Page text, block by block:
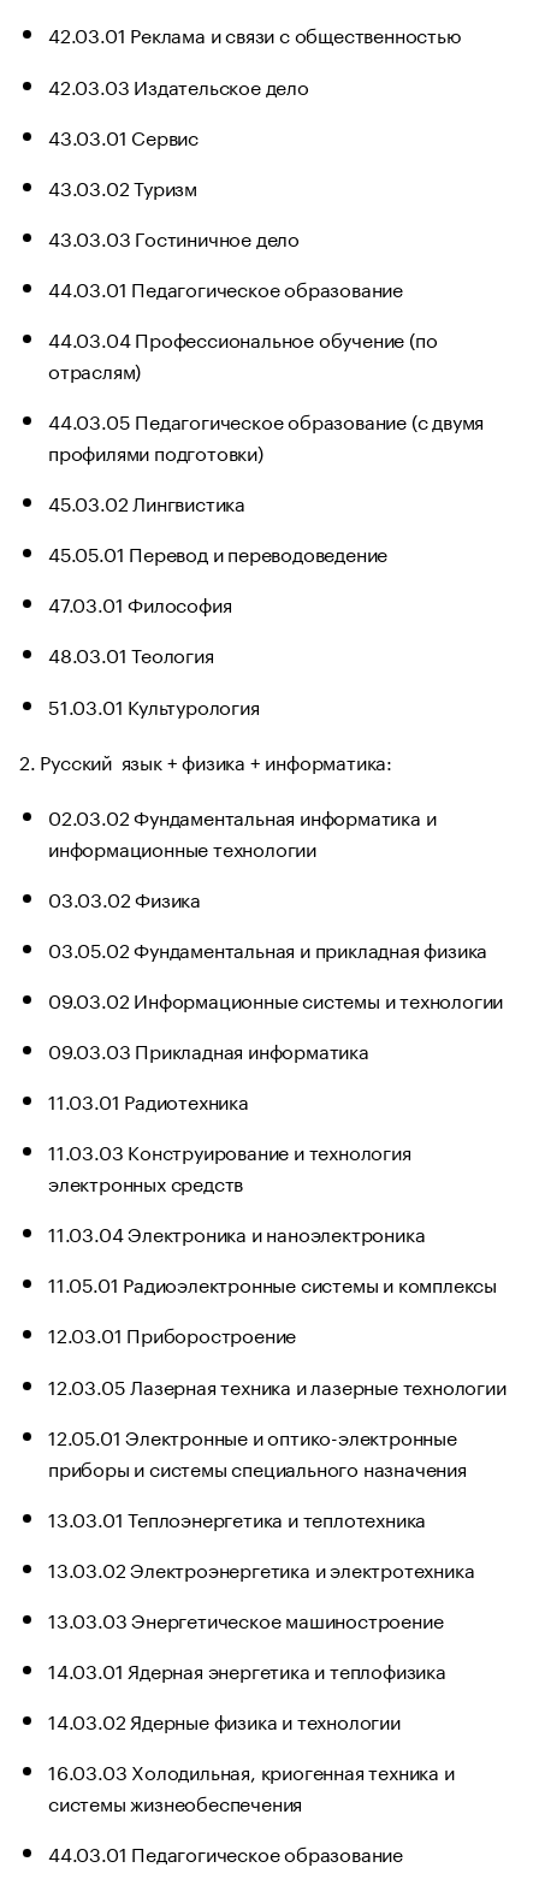
42.03.01 Реклама и связи с общественностью
42.03.03 Издательское дело
43.03.01 Сервис
43.03.02 Туризм
43.03.03 Гостиничное дело
44.03.01 Педагогическое образование
44.03.04 Профессиональное обучение (по
отраслям)
44.03.05 Педагогическое образование (с двумя
профилями подготовки)
45.03.02 Лингвистика
45.05.01 Перевод и переводоведение
47.03.01 Философия
48.03.01 Теология
51.03.01 Культурология
2. Русский язык + физика + информатика:
02.03.02 Фундаментальная информатика и
информационные технологии
03.03.02 Физика
03.05.02 Фундаментальная и прикладная физика
09.03.02 Информационные системы и технологии
09.03.03 Прикладная информатика
11.03.01 Радиотехника
11.03.03 Конструирование и технология
электронных средств
11.03.04 Электроника и наноэлектроника
11.05.01 Радиоэлектронные системы и комплексы
12.03.01 Приборостроение
12.03.05 Лазерная техника и лазерные технологии
12.05.01 Электронные и оптико-электронные
приборы и системы специального назначения
13.03.01 Теплоэнергетика и теплотехника
13.03.02 Электроэнергетика и электротехника
13.03.03 Энергетическое машиностроение
14.03.01 Ядерная энергетика и теплофизика
14.03.02 Ядерные физика и технологии
16.03.03 Холодильная, криогенная техника и
системы жизнеобеспечения
44.03.01 Педагогическое образование